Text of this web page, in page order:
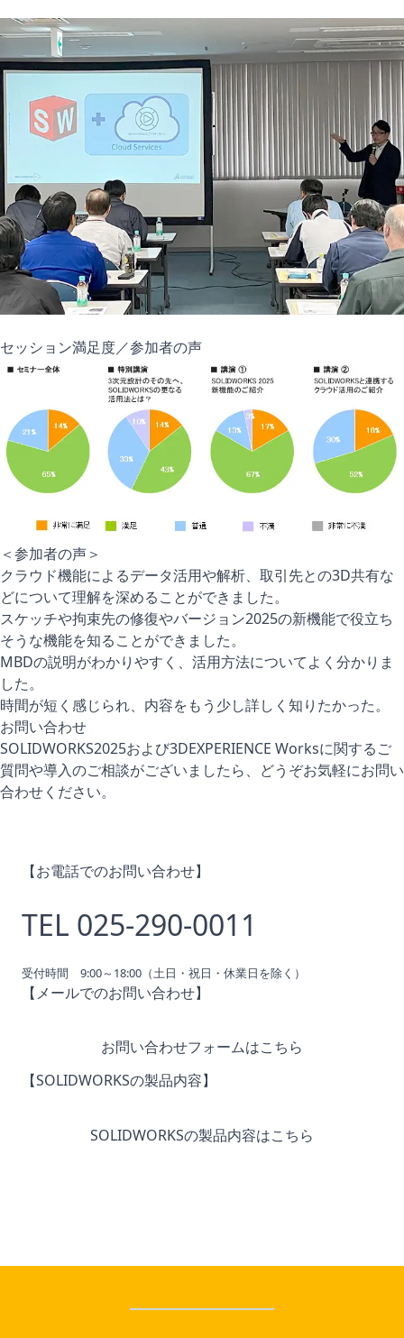
セッション満足度／参加者の声
＜参加者の声＞
クラウド機能によるデータ活用や解析、取引先との3D共有な
どについて理解を深めることができました。
スケッチや拘束先の修復やバージョン2025の新機能で役立ち
そうな機能を知ることができました。
MBDの説明がわかりやすく、活用方法についてよく分かりま
した。
時間が短く感じられ、内容をもう少し詳しく知りたかった。
お問い合わせ
SOLIDWORKS2025および3DEXPERIENCE Worksに関するご
質問や導入のご相談がございましたら、どうぞお気軽にお問い
合わせください。
【お電話でのお問い合わせ】
TEL 025-290-0011
受付時間 9:00～18:00（土日・祝日・休業日を除く）
【メールでのお問い合わせ】
お問い合わせフォームはこちら
【SOLIDWORKSの製品内容】
SOLIDWORKSの製品内容はこちら